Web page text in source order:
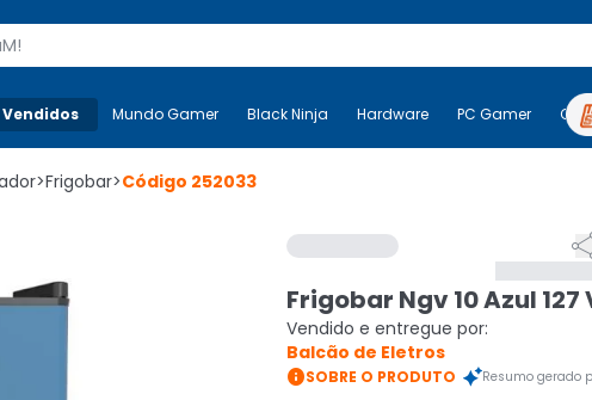
Mais-v- Mundo Gamer Black Ninja Hardware PC
Mundo Gamer Black Ninja Hardware PC Gamer
>Frigobar>Código 252033
Frigobar Ngv 10 Azul 127
Vendido e entregue por:
Balcão de Eletros
SOBRE O PRODUTO Resumo gerado